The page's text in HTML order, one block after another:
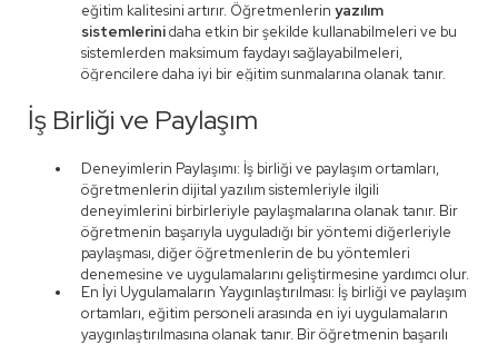
eğitim kalitesini artırır. Öğretmenlerin yazılım
sistemlerinidaha etkin bir şekilde kullanabilmeleri ve bu
sistemlerden maksimum faydayı sağlayabilmeleri,
öğrencilere daha iyi bir eğitim sunmalarına olanak tanır.
İş Birliği ve Paylaşım
Deneyimlerin Paylaşımı: İş birliği ve paylaşım ortamları,
öğretmenlerin dijital yazılım sistemleriyle ilgili
deneyimlerini birbirleriyle paylaşmalarına olanak tanır. Bir
öğretmenin başarıyla uyguladığı bir yöntemi diğerleriyle
paylaşması, diğer öğretmenlerin de bu yöntemleri
denemesine ve uygulamalarını geliştirmesine yardımcı olur.
En İyi Uygulamaların Yaygınlaştırılması: İş birliği ve paylaşım
ortamları, eğitim personeli arasında en iyi uygulamaların
yaygınlaştırılmasına olanak tanır. Bir öğretmenin başarılı